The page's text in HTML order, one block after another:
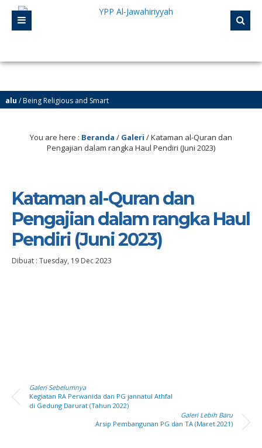
/ Being Religious and Smart
/ Yayasan Pendidikan Pesantren Al-Jawahiriyyah Campurejo Sambit Ponorogo
You are here : Beranda / Galeri /Kataman al-Quran dan
Pengajian dalam rangka Haul Pendiri (Juni 2023)
Kataman al-Quran dan
Pengajian dalam rangka Haul
Pendiri (Juni 2023)
Dibuat : Tuesday, 19 Dec 2023
Galeri Sebelumnya
Kegiatan RA Perwanida dan PG jannatul Athfal
di Gedung Darurat (Tahun 2022)
Galeri Lebih Baru
Arsip Pembangunan PG dan TA (Maret 2021)